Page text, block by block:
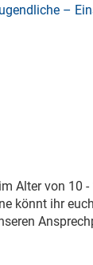
–
Alter von 10
könnt ihr